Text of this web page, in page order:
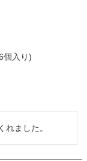
個入り)
ました。